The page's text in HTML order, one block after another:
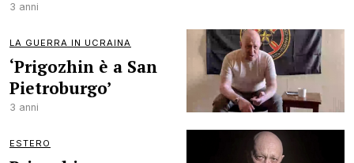
3 anni
LA GUERRA IN UCRAINA
‘Prigozhin è a San
Pietroburgo’
3 anni
ESTERO